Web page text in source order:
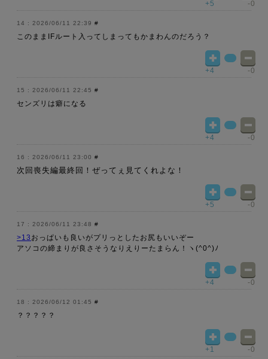
+5 -0
2026/06/11 22:39 #
このままIFルート入ってしまってもかまわんのだろう？
+4 -0
2026/06/11 22:45 #
センズリは癖になる
+4 -0
2026/06/11 23:00 #
次回喪失編最終回！ぜってぇ見てくれよな！
+5 -0
2026/06/11 23:48 #
>13 おっぱいも良いがプリっとしたお尻もいいぞー
アソコの締まりが良さそうなりえりーたまらん！ヽ(^0^)ﾉ
+4 -0
2026/06/12 01:45 #
？？？？？
+1 -0